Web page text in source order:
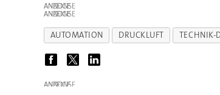
ANZEIGE
ANZEIGE
AUTOMATION DRUCKLUFT TECHNIK-
ANZEIGE